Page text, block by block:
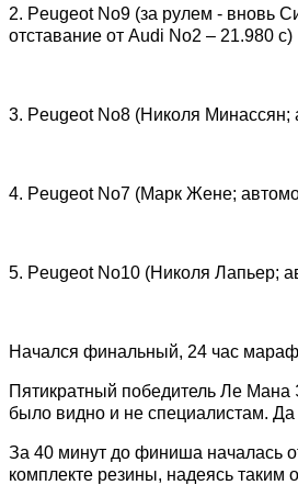
2. Peugeot No9 (за рулем - вновь
отставание от Audi No2 – 21.980 с)
3. Peugeot No8 (Николя Минассян;
4. Peugeot No7 (Марк Жене;
5. Peugeot No10 (Николя Лапьер;
Начался финальный, 24 час
Пятикратный победитель Ле Мана
было видно и не специалистам. Да
За 40 минут до финиша началась
комплекте резины, надеясь таким